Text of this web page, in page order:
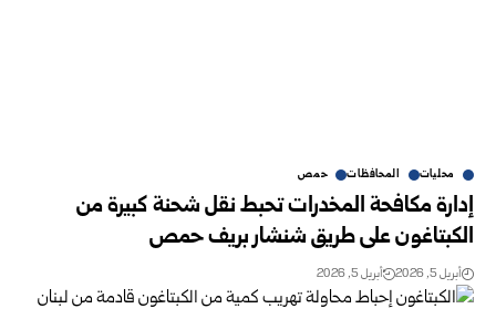
محليات المحافظات حمص
إدارة مكافحة المخدرات تحبط نقل شحنة كبيرة من
الكبتاغون على طريق شنشار بريف حمص
أبريل 5, 2026 أبريل 5, 2026